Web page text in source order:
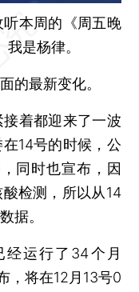
本周的《周五晚
是杨律。
最新变化。
着都迎来了一波
14号的时候，公
同时也宣布，因
检测，所以从14
据。
运行了34个月
，将在12月13号0